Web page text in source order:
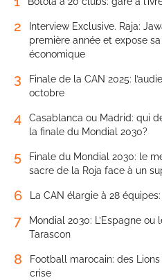
2
Interview Exclusive. Raja:
première année et expose
économique
3
Finale de la CAN 2025:
octobre
4
Casablanca ou Madrid: qui
la finale du Mondial 2030?
5
Finale du Mondial 2030: le
sacre de la Roja face à un
6 La CAN élargie à 28
7
Mondial 2030: L’Espagne
Tarascon
8
Football marocain: des
crise